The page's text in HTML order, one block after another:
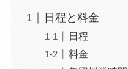
日程と料金
日程
料金